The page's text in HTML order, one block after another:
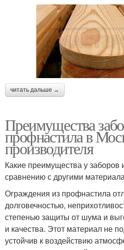
читать дальше →
Преимущества
профнастила в
производителя
Какие преимущества у заборов
сравнению с другими
Ограждения из профнастила
долговечностью,
степенью защиты от шума и
и качества. Этот материал не
устойчив к воздействию